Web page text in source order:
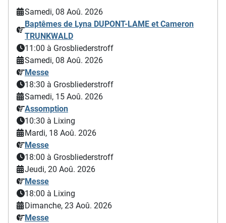
Samedi, 08 Aoû. 2026
Baptêmes de Lyna DUPONT-LAME et Cameron
TRUNKWALD
11:00 à Grosbliederstroff
Samedi, 08 Aoû. 2026
Messe
18:30 à Grosbliederstroff
Samedi, 15 Aoû. 2026
Assomption
10:30 à Lixing
Mardi, 18 Aoû. 2026
Messe
18:00 à Grosbliederstroff
Jeudi, 20 Aoû. 2026
Messe
18:00 à Lixing
Dimanche, 23 Aoû. 2026
Messe